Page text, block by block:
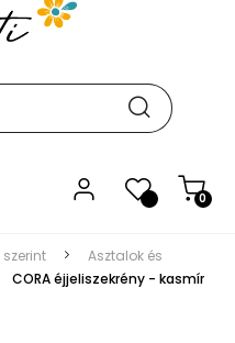
0
Asztalok és
CORA éjjeliszekrény - kasmír